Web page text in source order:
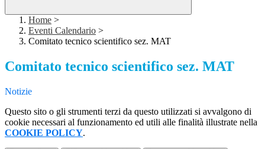
Home >
Eventi Calendario >
Comitato tecnico scientifico sez. MAT
Comitato tecnico scientifico sez. MAT
Notizie
Questo sito o gli strumenti terzi da questo utilizzati si avvalgono di
cookie necessari al funzionamento ed utili alle finalità illustrate nella
COOKIE POLICY.